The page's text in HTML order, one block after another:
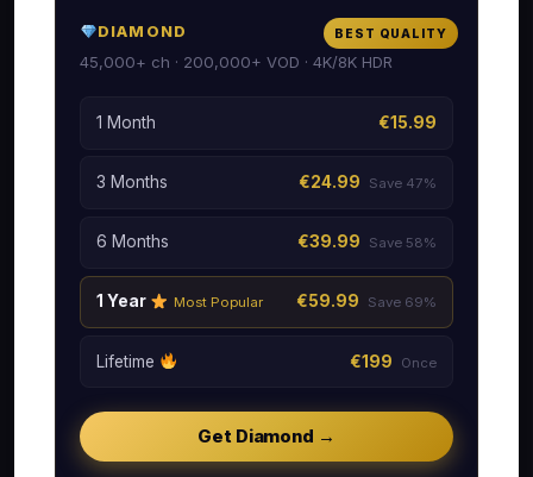
BEST QUALITY
DIAMOND
45,000+ ch · 200,000+ VOD · 4K/8K HDR
1 Month €15.99
3 Months €24.99 Save 47%
6 Months €39.99 Save 58%
1 Year Most Popular €59.99 Save 69%
Lifetime €199 Once
Get Diamond →